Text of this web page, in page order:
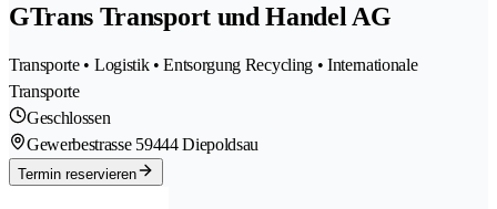
GTrans Transport und Handel AG
Transporte • Logistik • Entsorgung Recycling • Internationale
Transporte
Geschlossen
Gewerbestrasse 59444 Diepoldsau
Termin reservieren